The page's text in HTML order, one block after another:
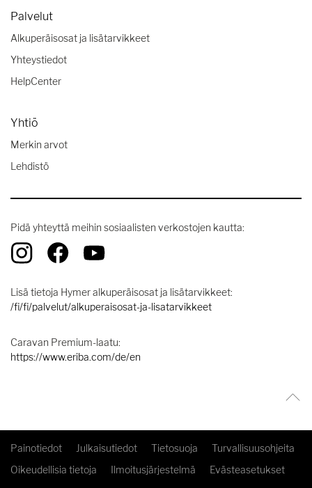
Palvelut
Alkuperäisosat ja lisätarvikkeet
Yhteystiedot
HelpCenter
Yhtiö
Merkin arvot
Lehdistö
Pidä yhteyttä meihin sosiaalisten verkostojen kautta:
Lisä tietoja Hymer alkuperäisosat ja lisätarvikkeet:
/fi/fi/palvelut/alkuperaisosat-ja-lisatarvikkeet
Caravan Premium-laatu:
https://www.eriba.com/de/en
Painotiedot Julkaisutiedot Tietosuoja
Turvallisuusohjeita
Oikeudellisia tietoja
Ilmoitusjärjestelmä Evästeasetukset